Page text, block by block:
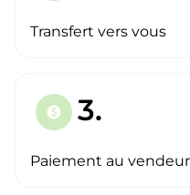
Transfert vers vous
paid 3.
Paiement au vendeur